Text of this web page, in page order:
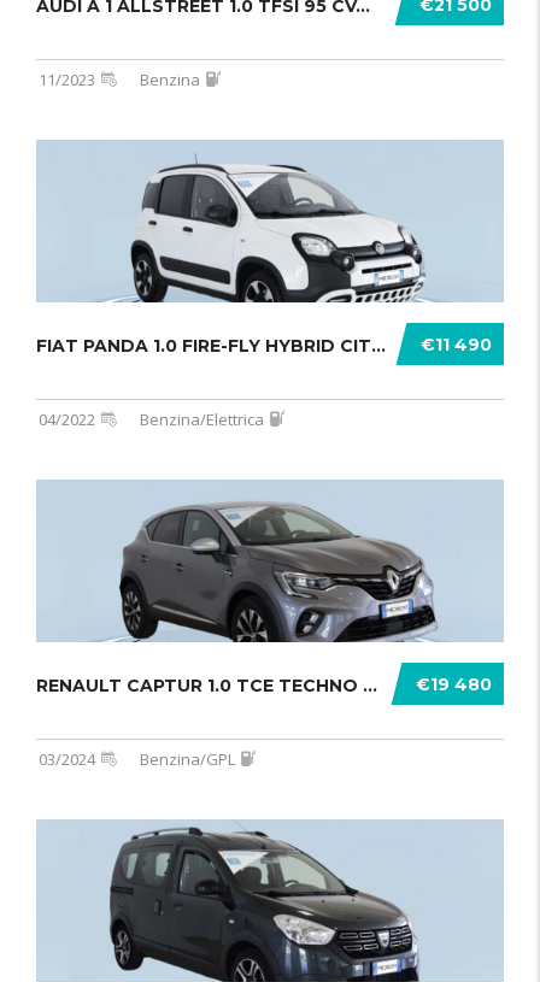
€21 500
AUDI A 1 ALLSTREET 1.0 TFSI 95 CV...
11/2023 Benzina
€11 490
FIAT PANDA 1.0 FIRE-FLY HYBRID CITY .......
04/2022 Benzina/Elettrica
€19 480
RENAULT CAPTUR 1.0 TCE TECHNO GPL 1 .......
03/2024 Benzina/GPL